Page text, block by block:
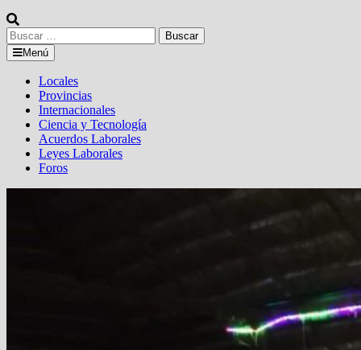
Buscar:
Menú
Locales
Provincias
Internacionales
Ciencia y Tecnología
Acuerdos Laborales
Leyes Laborales
Foros